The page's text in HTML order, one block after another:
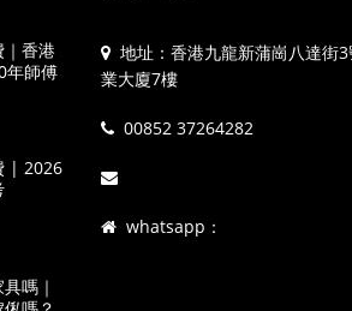
｜香港
年師傅
| 2026
嗎｜
地址：香港九龍新蒲崗八達街
業大廈7樓
00852 37264282
whatsapp：